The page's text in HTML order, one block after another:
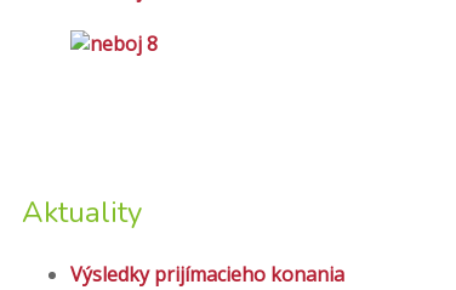
Aktuality
Výsledky prijímacieho konania